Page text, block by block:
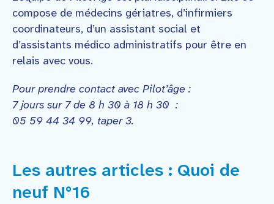
compose de médecins gériatres, d’infirmiers
coordinateurs, d’un assistant social et
d’assistants médico administratifs pour être en
relais avec vous.
Pour prendre contact avec Pilot’âge :
7 jours sur 7 de 8 h 30 à 18 h 30 :
05 59 44 34 99, taper 3.
Les autres articles : Quoi de
neuf N°16